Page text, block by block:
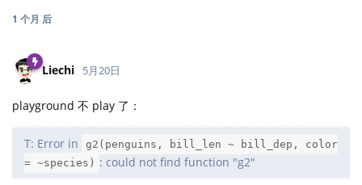
1 个月 后
Liechi 5月20日
playground 不 play 了：
T: Error in
g2(penguins, bill_len ~ bill_dep, color
= ~species) : could not find function "g2"